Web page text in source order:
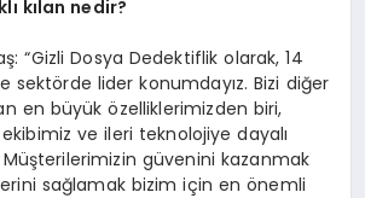
kılan nedir?
“Gizli Dosya Dedektiflik olarak, 14
sektörde lider konumdayız. Bizi diğer
en büyük özelliklerimizden biri,
ve ileri teknolojiye dayalı
güvenini kazanmak
sağlamak bizim için en önemli